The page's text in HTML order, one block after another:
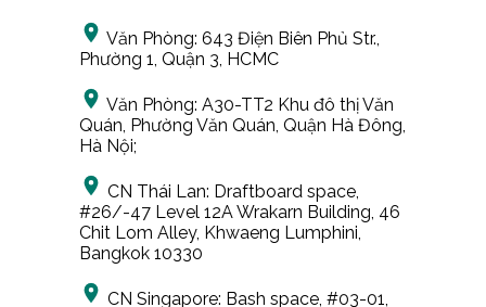
Văn Phòng: 643 Điện Biên Phủ Str.,
Phường 1, Quận 3, HCMC
Văn Phòng: A30-TT2 Khu đô thị Văn
Quán, Phường Văn Quán, Quận Hà Đông,
Hà Nội;
CN Thái Lan: Draftboard space,
#26/-47 Level 12A Wrakarn Building, 46
Chit Lom Alley, Khwaeng Lumphini,
Bangkok 10330
CN Singapore: Bash space, #03-01,